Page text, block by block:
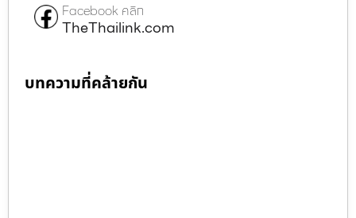
Facebook คลิก
TheThailink.com
บทความที่คล้ายกัน